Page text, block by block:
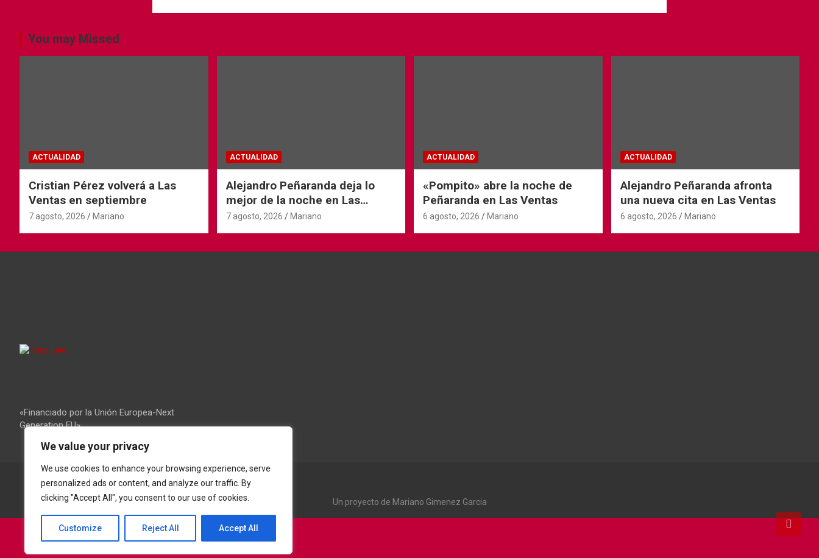
We value your privacy
We use cookies to enhance your browsing experience, serve
personalized ads or content, and analyze our traffic. By
clicking "Accept All", you consent to our use of cookies.
Customize Reject All Accept All
You may Missed
ACTUALIDAD
Cristian Pérez volverá a Las
Ventas en septiembre
7 agosto, 2026 Mariano
ACTUALIDAD
Alejandro Peñaranda deja lo
mejor de la noche en Las
Ventas
7 agosto, 2026 Mariano
ACTUALIDAD
«Pompito» abre la noche de
Peñaranda en Las Ventas
6 agosto, 2026 Mariano
ACTUALIDAD
Alejandro Peñaranda afronta
una nueva cita en Las Ventas
6 agosto, 2026 Mariano
«Financiado por la Unión Europea-Next
Generation EU»